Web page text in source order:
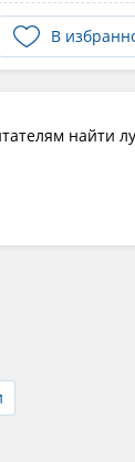
В
найти